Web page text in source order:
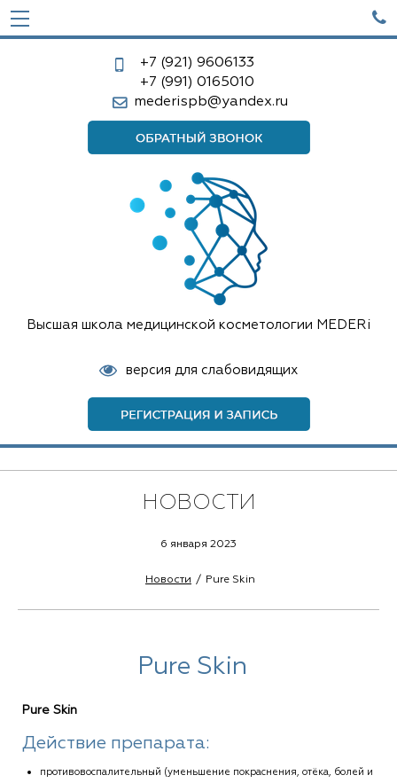

+7 (921) 9606133
+7 (991) 0165010
mederispb@yandex.ru
Высшая школа медицинской косметологии MEDERi
версия для слабовидящих
НОВОСТИ
6 января 2023
Новости Pure Skin
Pure Skin
Pure Skin
Действие препарата:
противовоспалительный (уменьшение покраснения, отёка, болей и